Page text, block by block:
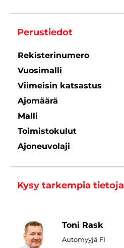
Perustiedot
Rekisterinumero
Vuosimalli
Viimeisin katsastus
Ajomäärä
Malli
Toimistokulut
Ajoneuvolaji
Kysy tarkempia tietoja
Toni Rask
Automyyjä FI